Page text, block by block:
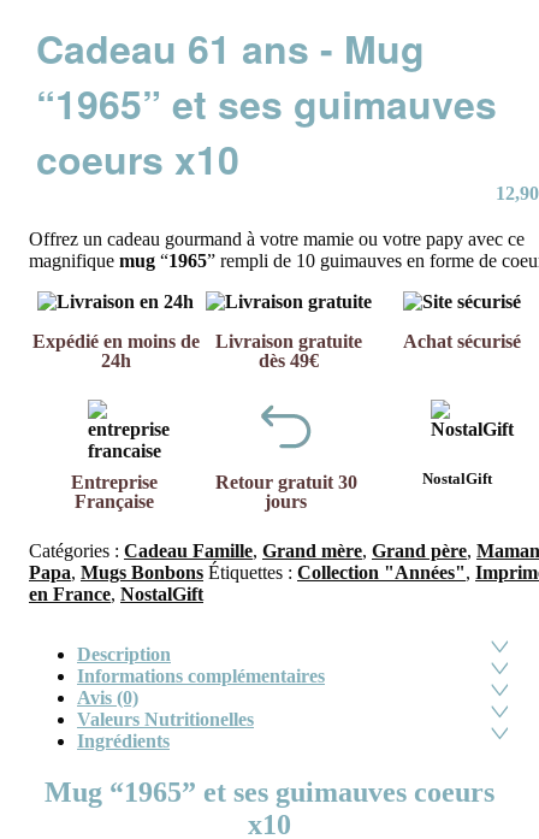
Cadeau 61 ans - Mug
“1965” et ses guimauves
coeurs x10
12,90
Offrez un cadeau gourmand à votre mamie ou votre papy avec ce
magnifique mug “1965” rempli de 10 guimauves en forme de
Expédié en moins de
24h
Livraison gratuite
dès 49€
Achat sécurisé
Entreprise
Française
Retour gratuit 30
jours
NostalGift
Catégories : Cadeau Famille, Grand mère, Grand père, Maman
Papa, Mugs Bonbons Étiquettes : Collection "Années",
en France, NostalGift
Description
Informations complémentaires
Avis (0)
Valeurs Nutritionelles
Ingrédients
Mug “1965” et ses guimauves coeurs
x10